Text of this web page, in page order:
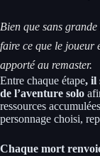
Bien que sans
faire ce que le joueur
apporté au remaster.
Entre chaque étape, il
de l’aventure solo
ressources
personnage choisi,
Chaque mort